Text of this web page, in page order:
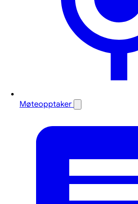
Møteopptaker